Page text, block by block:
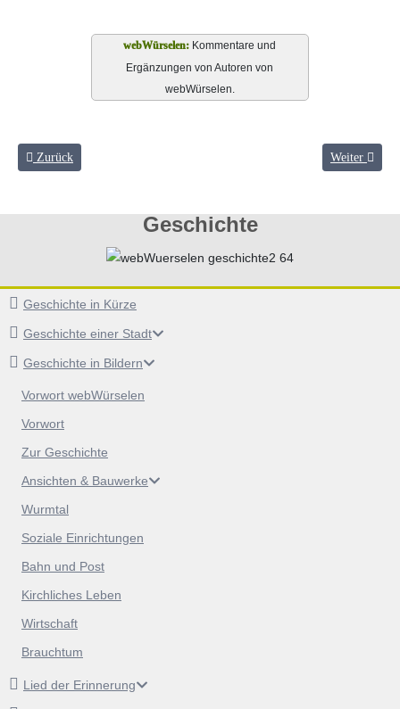
Geschichte
Geschichte in Kürze
Geschichte einer Stadt
Geschichte in Bildern
Vorwort webWürselen
Vorwort
Zur Geschichte
Ansichten & Bauwerke
Wurmtal
Soziale Einrichtungen
Bahn und Post
Kirchliches Leben
Wirtschaft
Brauchtum
Lied der Erinnerung
Kommentare und
Ergänzungen von Autoren von
webWürselen.
Vorheriger Beitrag: Kirchliches Leben
Zurück Nächster
Weiter